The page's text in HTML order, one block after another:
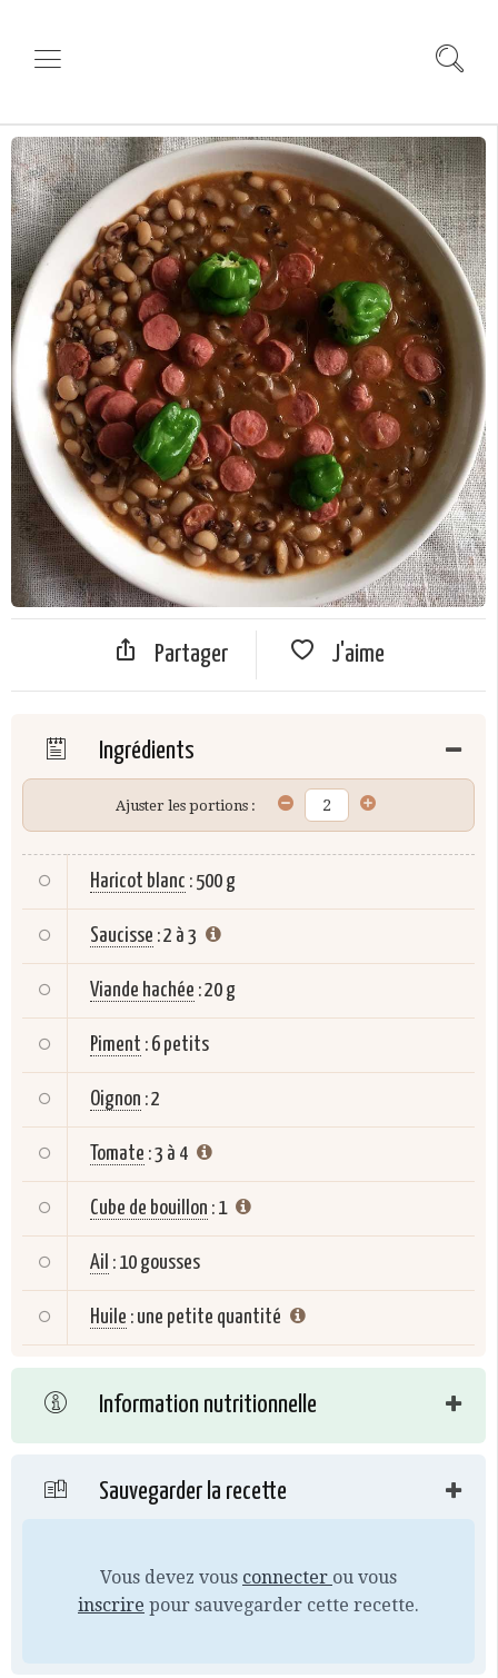
Partager J'aime
Ingrédients
Ajuster les portions :
Haricot blanc : 500 g
Saucisse :2 à 3
Viande hachée :20 g
Piment : 6 petits
Oignon :2
Tomate :3 à 4
Cube de bouillon : 1
Ail : 10 gousses
Huile : une petite quantité
Information nutritionnelle
Sauvegarder la recette
Vous devez vous connecter ou vous
inscrire pour sauvegarder cette recette.